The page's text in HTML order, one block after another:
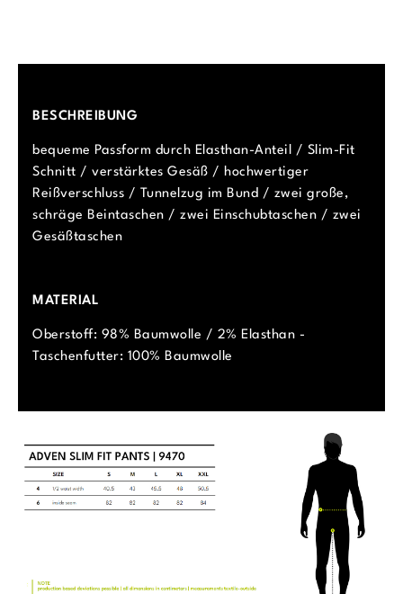
BESCHREIBUNG
bequeme Passform durch Elasthan-Anteil / Slim-Fit
Schnitt / verstärktes Gesäß / hochwertiger
Reißverschluss / Tunnelzug im Bund / zwei große,
schräge Beintaschen / zwei Einschubtaschen / zwei
Gesäßtaschen
MATERIAL
Oberstoff: 98% Baumwolle / 2% Elasthan -
Taschenfutter: 100% Baumwolle